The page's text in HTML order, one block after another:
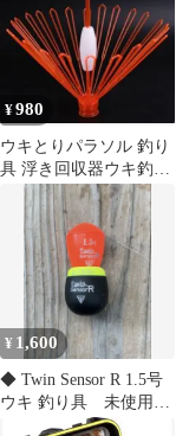
¥980
ウキとりパラソル 釣り
具 浮き回収器ウキ釣り
パラソル 自動開閉 フロ
ート釣り用品
¥ 1,600
◆ Twin Sensor R 1.5号
ウキ 釣り具 未使用上
ウキ 2個